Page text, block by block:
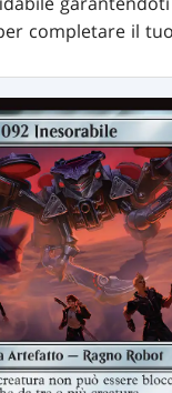
completare il